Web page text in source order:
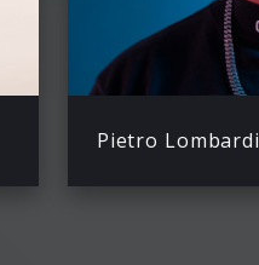
Pietro Lombardi